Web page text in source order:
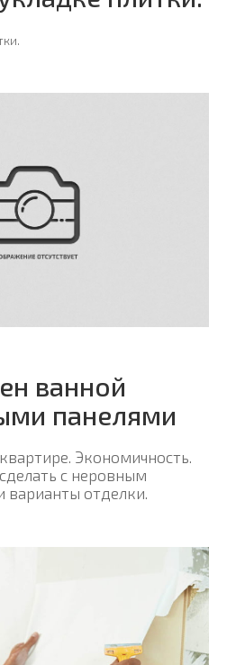
ванной
панелями
Экономичность.
с неровным
варианты отделки.